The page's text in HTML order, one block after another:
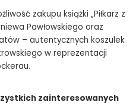
zakupu książki „Piłkarz z
Pawłowskiego oraz
– autentycznych koszulek
w reprezentacji
zainteresowanych